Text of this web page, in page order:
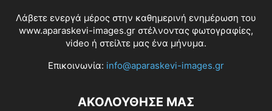
Λάβετε ενεργά μέρος στην καθημερινή ενημέρωση του
www.aparaskevi-images.gr στέλνοντας φωτογραφίες,
video ή στείλτε μας ένα μήνυμα.
Επικοινωνία: info@aparaskevi-images.gr
ΑΚΟΛΟΥΘΗΣΕ ΜΑΣ